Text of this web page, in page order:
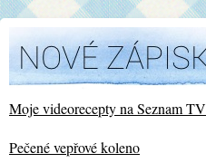
Moje videorecepty na Seznam TV
Pečené vepřové koleno